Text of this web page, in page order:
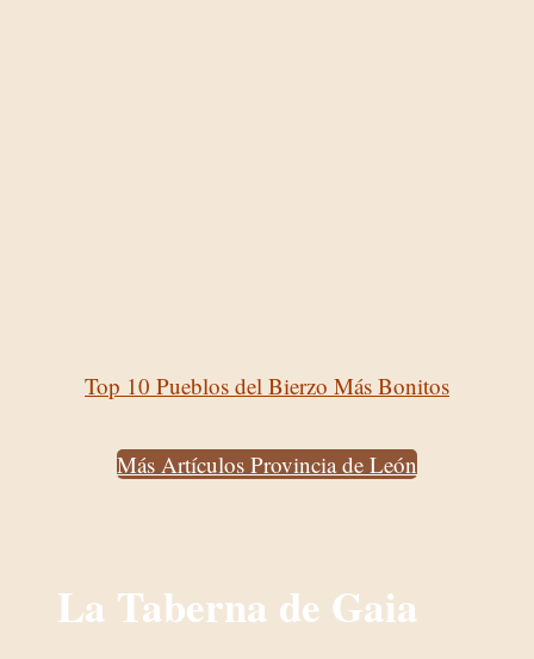
Top 10 Pueblos del Bierzo Más Bonitos
Más Artículos Provincia de León
La Taberna de Gaia